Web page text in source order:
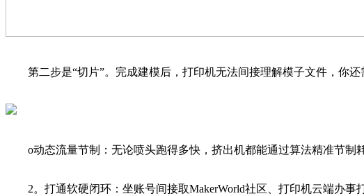
第二步是“切片”。完成建模后，打印机无法间接理解模子文件，你还
o动态流量节制：无论喷头跑得多快，挤出机都能通过算法精准节制
2。打通软硬闭环：坐账号间接取MakerWorld社区、打印机云端办事